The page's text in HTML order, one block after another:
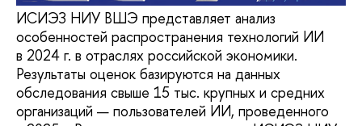
ИСИЭЗ НИУ ВШЭ представляет анализ
особенностей распространения технологий ИИ
в 2024 г. в отраслях российской экономики.
Результаты оценок базируются на данных
обследования свыше 15 тыс. крупных и средних
организаций — пользователей ИИ, проведенного